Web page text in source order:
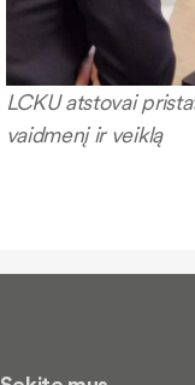
LCKU atstovai
vaidmenį ir veiklą